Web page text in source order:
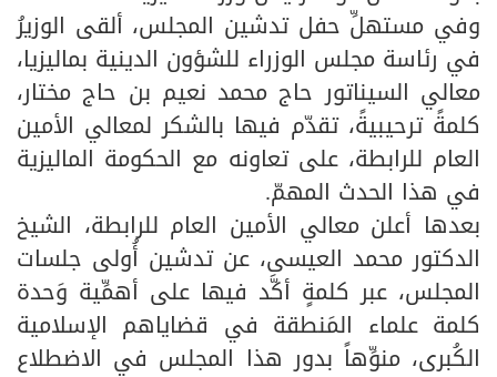
وفي مستهلِّ حفل تدشين المجلس، ألقى الوزيرُ
في رئاسة مجلس الوزراء للشؤون الدينية بماليزيا،
معالي السيناتور حاج محمد نعيم بن حاج مختار،
كلمةً ترحيبيةً، تقدّم فيها بالشكر لمعالي الأمين
العام للرابطة، على تعاونه مع الحكومة الماليزية
في هذا الحدث المهمّ.
بعدها أعلن معالي الأمين العام للرابطة، الشيخ
الدكتور محمد العيسى، عن تدشين أُولى جلسات
المجلس، عبر كلمةٍ أكَّد فيها على أهمِّية وَحدة
كلمة علماء المَنطقة في قضاياهم الإسلامية
الكُبرى، منوِّهاً بدور هذا المجلس في الاضطلاع